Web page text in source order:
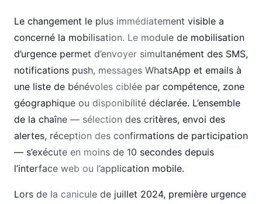
Le changement le plus immédiatement visible a
concerné la mobilisation. Le module de mobilisation
d’urgence permet d’envoyer simultanément des SMS,
notifications push, messages WhatsApp et emails à
une liste de bénévoles ciblée par compétence, zone
géographique ou disponibilité déclarée. L’ensemble
de la chaîne — sélection des critères, envoi des
alertes, réception des confirmations de participation
— s’exécute en moins de 10 secondes depuis
l’interface web ou l’application mobile.
Lors de la canicule de juillet 2024, première urgence